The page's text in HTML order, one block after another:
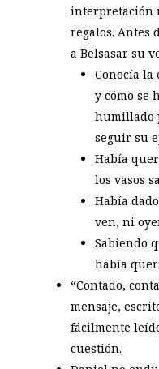
interpretación
regalos. Antes
a Belsasar su
Conocía la
y cómo se
humillado
seguir su
Había
los vasos
Había
ven, ni
Sabiendo
había
“Contado,
mensaje,
fácilmente
cuestión.